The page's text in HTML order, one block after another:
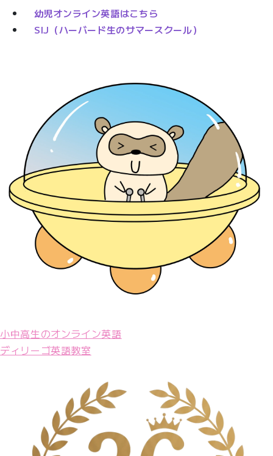
幼児オンライン英語はこちら
SIJ（ハーバード生のサマースクール）
小中高生のオンライン英語
ディリーゴ英語教室